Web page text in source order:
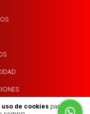
de cookiespara